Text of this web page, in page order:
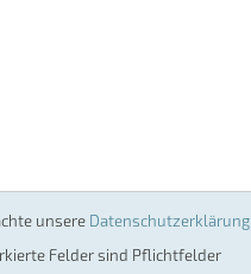
unsere Datenschutzerklärung
Felder sind Pflichtfelder